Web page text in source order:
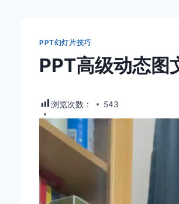
PPT幻灯片技巧
PPT高级动态图
浏览次数： 543